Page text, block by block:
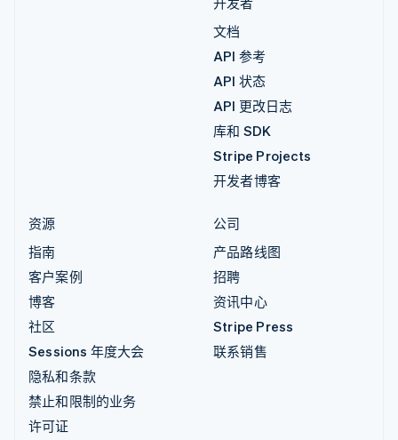
文档
API 参考
API 状态
API 更改日志
库和 SDK
Stripe Projects
开发者博客
资源
指南
客户案例
博客
社区
Sessions 年度大会
隐私和条款
禁止和限制的业务
许可证
公司
产品路线图
招聘
资讯中心
Stripe Press
联系销售